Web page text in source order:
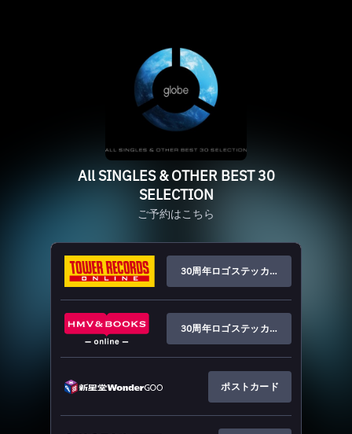
All SINGLES & OTHER BEST 30
SELECTION
ご予約はこちら
30周年ロゴステッカー（A）
30周年ロゴステッカー（B）
ポストカード